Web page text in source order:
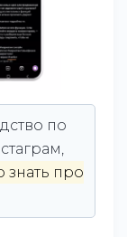
по
знать про